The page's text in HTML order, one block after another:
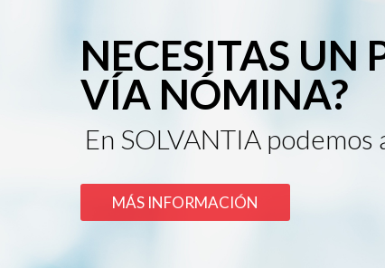
NECESITAS UN
VÍA NÓMINA?
En SOLVANTIA podemos
MÁS INFORMACIÓN